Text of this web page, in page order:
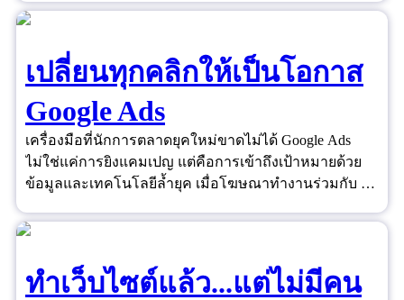
เปลี่ยนทุกคลิกให้เป็นโอกาส
Google Ads
เครื่องมือที่นักการตลาดยุคใหม่ขาดไม่ได้ Google Ads
ไม่ใช่แค่การยิงแคมเปญ แต่คือการเข้าถึงเป้าหมายด้วย
ข้อมูลและเทคโนโลยีล้ำยุค เมื่อโฆษณาทำงานร่วมกับ AI
ดวงอีกต่อไป
ทำเว็บไซต์แล้ว...แต่ไม่มีคน